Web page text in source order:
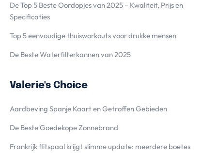
De Top 5 Beste Oordopjes van 2025 – Kwaliteit, Prijs en
Specificaties
Top 5 eenvoudige thuisworkouts voor drukke mensen
De Beste Waterfilterkannen van 2025
Valerie's Choice
Aardbeving Spanje Kaart en Getroffen Gebieden
De Beste Goedekope Zonnebrand
Frankrijk flitspaal krijgt slimme update: meerdere boetes